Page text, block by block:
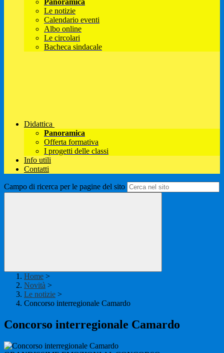
Panoramica
Le notizie
Calendario eventi
Albo online
Le circolari
Bacheca sindacale
Didattica
Panoramica
Offerta formativa
I progetti delle classi
Info utili
Contatti
Campo di ricerca per le pagine del sito
Home >
Novità >
Le notizie >
Concorso interregionale Camardo
Concorso interregionale Camardo